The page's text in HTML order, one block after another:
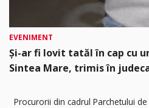
EVENIMENT
Și-ar fi lovit tatăl în cap cu
Sintea Mare, trimis în
Procurorii din cadrul Parchetului